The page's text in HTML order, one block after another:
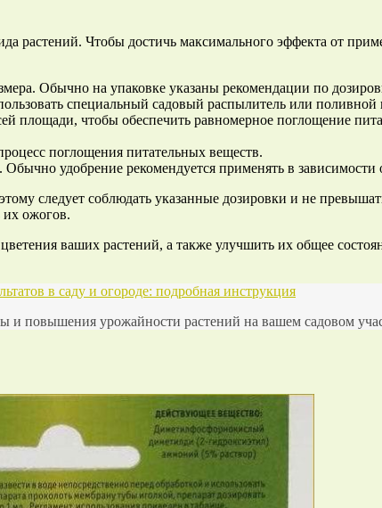
растений. Чтобы достичь максимального эффекта от
Обычно на упаковке указаны рекомендации по
специальный садовый распылитель или
площади, чтобы обеспечить равномерное поглощение
поглощения питательных веществ.
удобрение рекомендуется применять в зависимости
следует соблюдать указанные дозировки и не
их ожогов.
ваших растений, а также улучшить их общее
в саду и огороде: подробная инструкция
и повышения урожайности растений на вашем садовом